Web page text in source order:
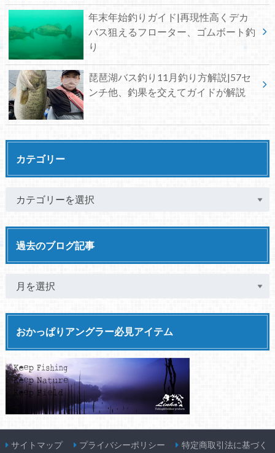
年末年始釣りガイド|再現性高くデカ
バス狙えるフローター、ゴムボート釣
り
琵琶湖バス釣り11月釣り方解説|57セ
ンチ他、釣果を交えてガイドが解説
カテゴリー
過去のブログ記事
おかっぱりアングラー必見アイテム
サイトマップ プライバシーポリシー 特定商取引法に基づく